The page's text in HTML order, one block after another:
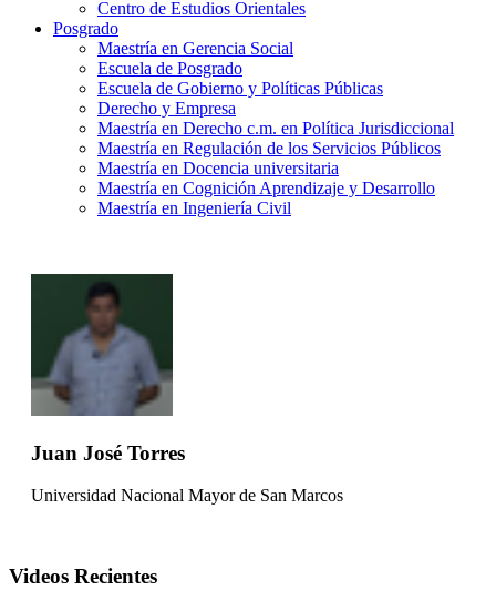
Centro de Estudios Orientales
Posgrado
Maestría en Gerencia Social
Escuela de Posgrado
Escuela de Gobierno y Políticas Públicas
Derecho y Empresa
Maestría en Derecho c.m. en Política Jurisdiccional
Maestría en Regulación de los Servicios Públicos
Maestría en Docencia universitaria
Maestría en Cognición Aprendizaje y Desarrollo
Maestría en Ingeniería Civil
Juan José Torres
Universidad Nacional Mayor de San Marcos
Videos Recientes